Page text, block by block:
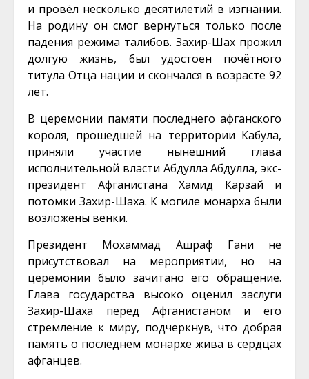
и провёл несколько десятилетий в изгнании.
На родину он смог вернуться только после
падения режима талибов. Захир-Шах прожил
долгую жизнь, был удостоен почётного
титула Отца нации и скончался в возрасте 92
лет.
В церемонии памяти последнего афганского
короля, прошедшей на территории Кабула,
приняли участие нынешний глава
исполнительной власти Абдулла Абдулла, экс-
президент Афганистана Хамид Карзай и
потомки Захир-Шаха. К могиле монарха были
возложены венки.
Президент Мохаммад Ашраф Гани не
присутствовал на мероприятии, но на
церемонии было зачитано его обращение.
Глава государства высоко оценил заслуги
Захир-Шаха перед Афганистаном и его
стремление к миру, подчеркнув, что добрая
память о последнем монархе жива в сердцах
афганцев.